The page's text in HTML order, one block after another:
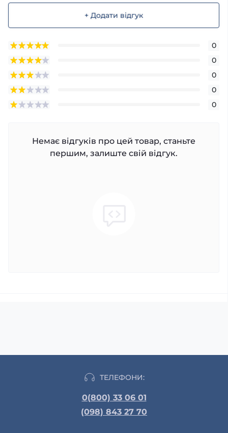
+ Додати відгук
0
0
0
0
0
Немає відгуків про цей товар, станьте
першим, залиште свій відгук.
ТЕЛЕФОНИ:
0(800) 33 06 01
(098) 843 27 70